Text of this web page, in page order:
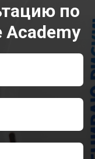
по
Academy